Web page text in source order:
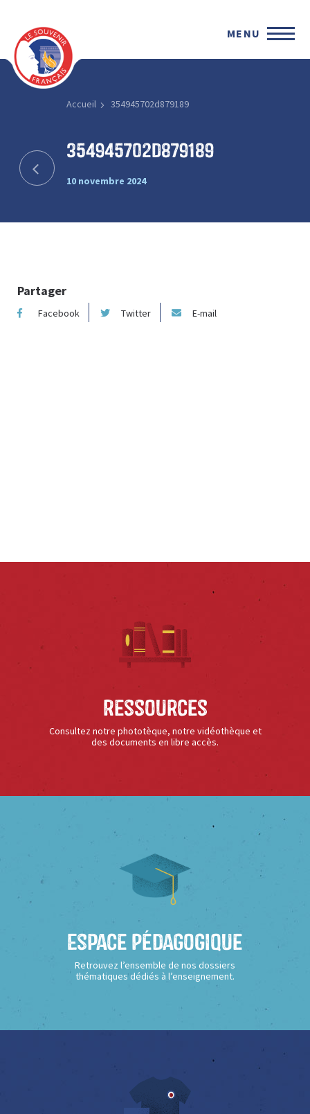
MENU
Accueil 354945702d879189
354945702d879189
10 novembre 2024
Partager
Facebook Twitter E-mail
Ressources
Consultez notre phototèque, notre vidéothèque et
des documents en libre accès.
Espace Pédagogique
Retrouvez l’ensemble de nos dossiers
thématiques dédiés à l’enseignement.